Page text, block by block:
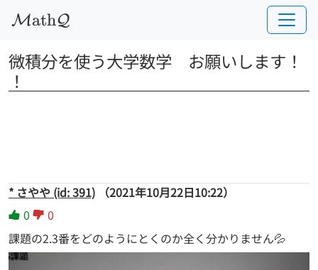
MathQ
微積分を使う大学数学　お願いします！
！
* さやや (id: 391)
（2021年10月22日10:22）
0
0
課題の2.3番をどのようにとくのか全く分かりません💦